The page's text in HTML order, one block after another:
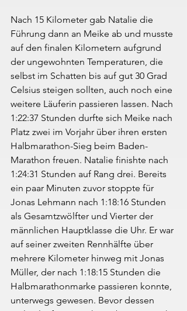
Nach 15 Kilometer gab Natalie die
Führung dann an Meike ab und musste
auf den finalen Kilometern aufgrund
der ungewohnten Temperaturen, die
selbst im Schatten bis auf gut 30 Grad
Celsius steigen sollten, auch noch eine
weitere Läuferin passieren lassen. Nach
1:22:37 Stunden durfte sich Meike nach
Platz zwei im Vorjahr über ihren ersten
Halbmarathon-Sieg beim Baden-
Marathon freuen. Natalie finishte nach
1:24:31 Stunden auf Rang drei. Bereits
ein paar Minuten zuvor stoppte für
Jonas Lehmann nach 1:18:16 Stunden
als Gesamtzwölfter und Vierter der
männlichen Hauptklasse die Uhr. Er war
auf seiner zweiten Rennhälfte über
mehrere Kilometer hinweg mit Jonas
Müller, der nach 1:18:15 Stunden die
Halbmarathonmarke passieren konnte,
unterwegs gewesen. Bevor dessen